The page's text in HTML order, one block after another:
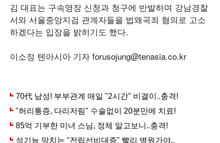
김 대표는 구속영장 신청과 청구에 반발하며 강남경찰
서와 서울중앙지검 관계자들을 법왜곡죄 혐의로 고소
하겠다는 입장을 밝히기도 했다.
이소정 텐아시아 기자 forusojung@tenasia.co.kr